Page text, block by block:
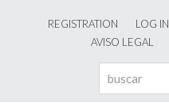
REGISTRATION LOG IN
AVISO LEGAL